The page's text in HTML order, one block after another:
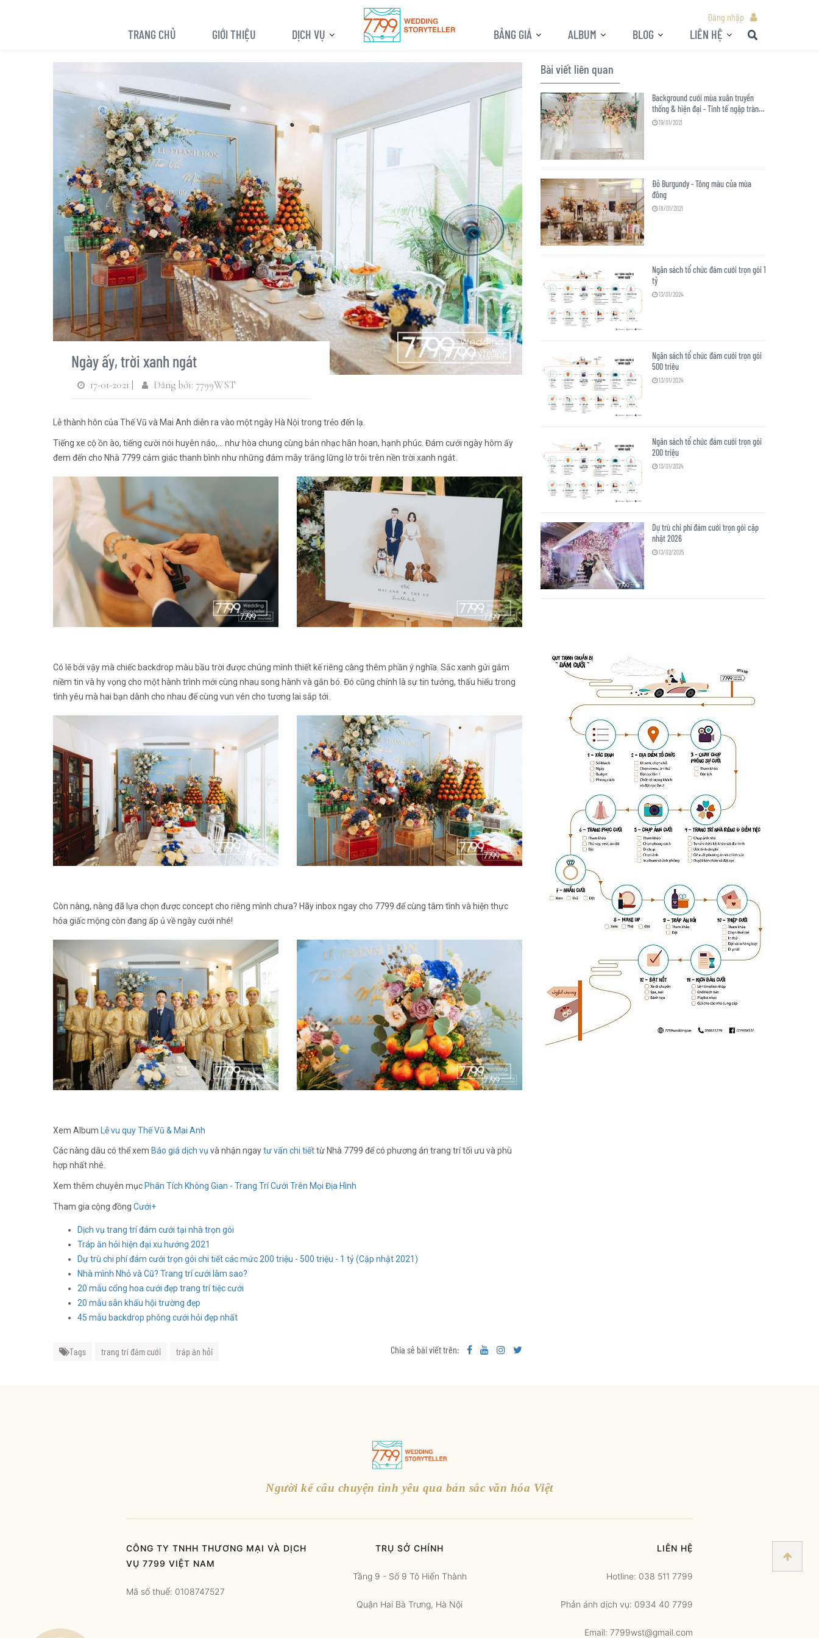
TRANG CHỦ GIỚI THIỆU DỊCH VỤ
Đăng nhập
BẢNG GIÁ ALBUM BLOG LIÊN HỆ
Ngày ấy, trời xanh ngát
17-01-2021 | Đăng bởi: 7799WST
Lễ thành hôn của Thế Vũ và Mai Anh diễn ra vào một ngày Hà Nội trong trẻo đến lạ.
Tiếng xe cộ ồn ào, tiếng cười nói huyên náo,… như hòa chung cùng bản nhạc hân hoan, hạnh phúc. Đám cưới ngày hôm ấy
đem đến cho Nhà 7799 cảm giác thanh bình như những đám mây trắng lững lờ trôi trên nền trời xanh ngát.
Có lẽ bởi vậy mà chiếc backdrop màu bầu trời được chúng mình thiết kế riêng càng thêm phần ý nghĩa. Sắc xanh gửi gắm
niềm tin và hy vọng cho một hành trình mới cùng nhau song hành và gắn bó. Đó cũng chính là sự tin tưởng, thấu hiểu trong
tình yêu mà hai bạn dành cho nhau để cùng vun vén cho tương lai sắp tới.
Còn nàng, nàng đã lựa chọn được concept cho riêng mình chưa? Hãy inbox ngay cho 7799 để cùng tâm tình và hiện thực
hóa giấc mộng còn đang ấp ủ về ngày cưới nhé!
Xem Album Lễ vu quy Thế Vũ & Mai Anh
Các nàng dâu có thể xem Báo giá dịch vụ và nhận ngaytư vấn chi tiếttừ Nhà 7799 để có phương án trang trí tối ưu và phù
hợp nhất nhé.
Xem thêm chuyên mục Phân Tích Không Gian - Trang Trí Cưới Trên Mọi Địa Hình
Tham gia cộng đồng Cưới+
Dịch vụ trang trí đám cưới tại nhà trọn gói
Tráp ăn hỏi hiện đại xu hướng 2021
Dự trù chi phí đám cưới trọn gói chi tiết các mức 200 triệu - 500 triệu - 1 tỷ (Cập nhật 2021)
Nhà mình Nhỏ và Cũ? Trang trí cưới làm sao?
20 mẫu cổng hoa cưới đẹp trang trí tiệc cưới
20 mẫu sân khấu hội trường đẹp
45 mẫu backdrop phông cưới hỏi đẹp nhất
Tags trang trí đám cưới tráp ăn hỏi Chia sẻ bài viết trên:
Bài viết liên quan
Background cưới mùa xuân truyền
thống & hiện đại - Tinh tế ngập tràn
yêu thương
19/01/2021
Đỏ Burgundy - Tông màu của mùa
đông
18/01/2021
Ngân sách tổ chức đám cưới trọn gói 1
tỷ
13/01/2024
Ngân sách tổ chức đám cưới trọn gói
500 triệu
13/01/2024
Ngân sách tổ chức đám cưới trọn gói
200 triệu
13/01/2024
Dự trù chi phí đám cưới trọn gói cập
nhật 2026
13/02/2025
Người kể câu chuyện tình yêu qua bản sắc văn hóa Việt
CÔNG TY TNHH THƯƠNG MẠI VÀ DỊCH
VỤ 7799 VIỆT NAM
Mã số thuế: 0108747527
TRỤ SỞ CHÍNH
Tầng 9 - Số 9 Tô Hiến Thành
Quận Hai Bà Trưng, Hà Nội
LIÊN HỆ
Hotline: 038 511 7799
Phản ánh dịch vụ: 0934 40 7799
Email: 7799wst@gmail.com